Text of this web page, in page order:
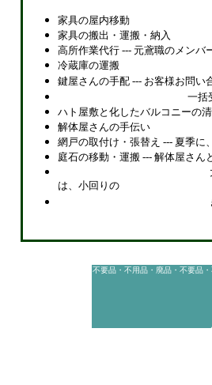
不要品・不用品・廃品・不要品
家具の屋内移動
家具の搬出・運搬・納入
高所作業代行 --- 元鳶職のメンバ
冷蔵庫の運搬
鍵屋さんの手配 --- お客様お問
一括
ハト屋敷と化したバルコニーの
解体屋さんの手伝い
網戸の取付け・張替え --- 夏季に
庭石の移動・運搬 --- 解体屋さ
は、小回りの